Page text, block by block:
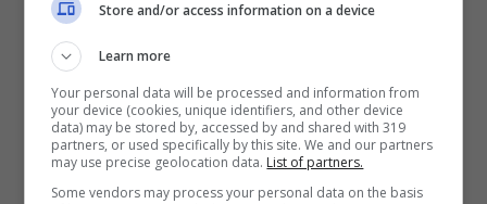
scena una prestazione magistrale per la corsa
a un posto tra le prime sei.
Palladino risponde conCarnesecchitra i pali,
difesa a tre composta daDjimsiti, Hien e
Scalvini(scelte quasi obbligate, dato
Store and/or access information on a device
Learn more
Your personal data will be processed and information from
your device (cookies, unique identifiers, and other device
data) may be stored by, accessed by and shared with 319
partners, or used specifically by this site. We and our partners
may use precise geolocation data. List of partners.
Some vendors may process your personal data on the basis